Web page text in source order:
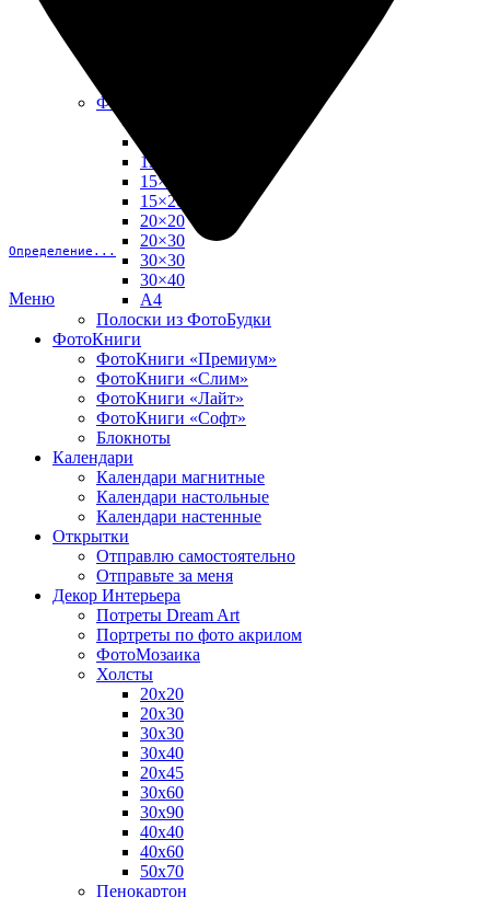
Определение...
Меню
Фото в рамке
13×18
15×15
15×20
20×20
20×30
30×30
30×40
A4
Полоски из ФотоБудки
ФотоКниги
ФотоКниги «Премиум»
ФотоКниги «Слим»
ФотоКниги «Лайт»
ФотоКниги «Софт»
Блокноты
Календари
Календари магнитные
Календари настольные
Календари настенные
Открытки
Отправлю самостоятельно
Отправьте за меня
Декор Интерьера
Потреты Dream Art
Портреты по фото акрилом
ФотоМозаика
Холсты
20х20
20х30
30х30
30х40
20х45
30х60
30х90
40х40
40х60
50х70
Пенокартон